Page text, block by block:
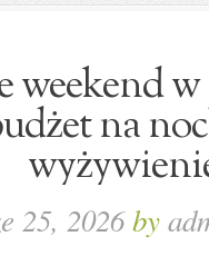
weekend
na
25, 2026by